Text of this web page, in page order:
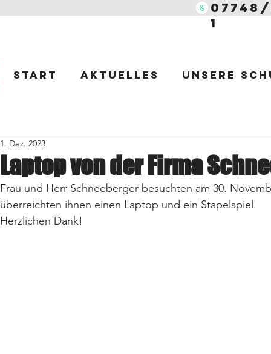
1
Start Aktuelles Unsere
Laptop von der Firma
1. Dez. 2023
Frau und Herr Schneeberger besuchten am 30.
überreichten ihnen einen Laptop und ein Stapelspiel.
Herzlichen Dank!